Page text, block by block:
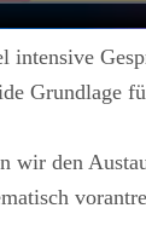
intensive
Grundlage
wir den